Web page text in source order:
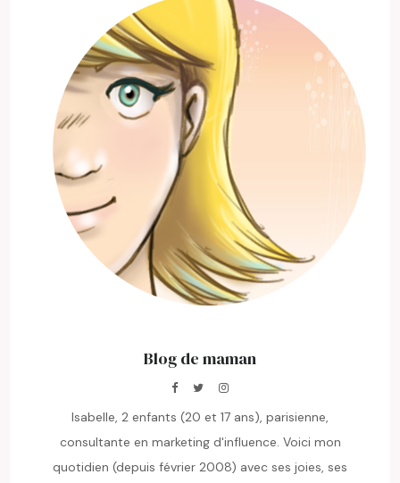
Blog de maman
Isabelle, 2 enfants (20 et 17 ans), parisienne,
consultante en marketing d'influence. Voici mon
quotidien (depuis février 2008) avec ses joies, ses